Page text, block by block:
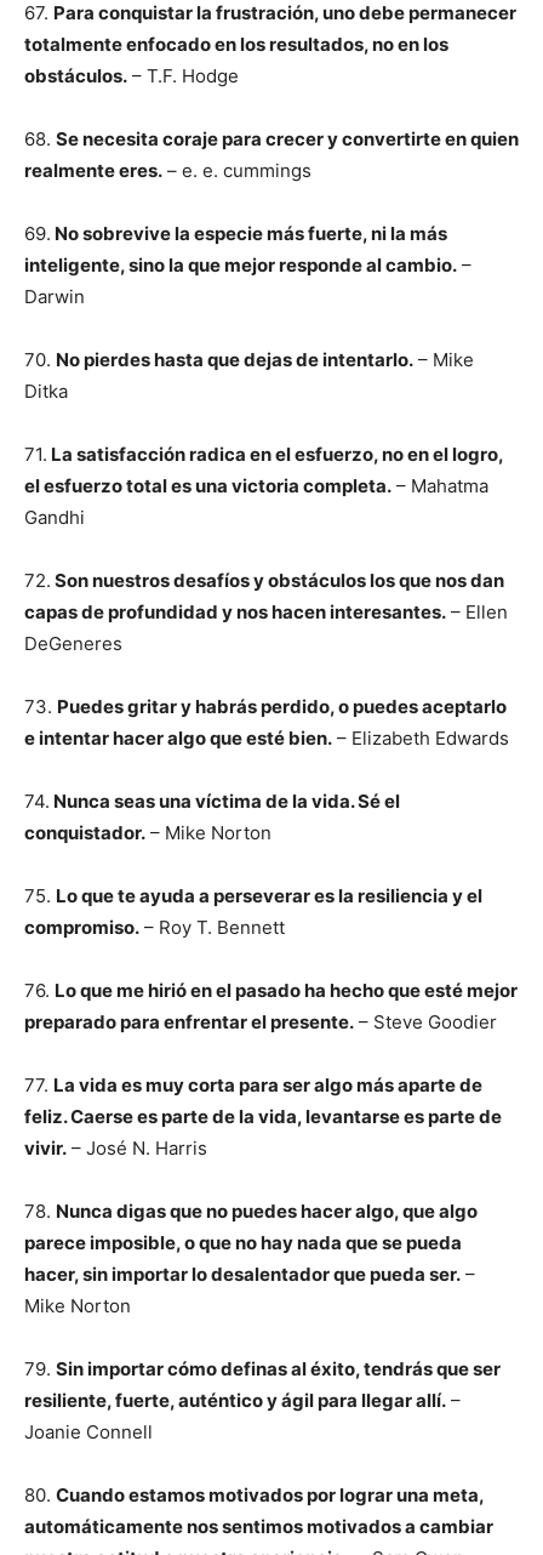
67. Para conquistar la frustración, uno debe permanecer
totalmente enfocado en los resultados, no en los
obstáculos. – T.F. Hodge
68. Se necesita coraje para crecer y convertirte en quien
realmente eres. – e. e. cummings
69. No sobrevive la especie más fuerte, ni la más
inteligente, sino la que mejor responde al cambio. –
Darwin
70. No pierdes hasta que dejas de intentarlo. – Mike
Ditka
71. La satisfacción radica en el esfuerzo, no en el logro,
el esfuerzo total es una victoria completa. – Mahatma
Gandhi
72. Son nuestros desafíos y obstáculos los que nos dan
capas de profundidad y nos hacen interesantes. – Ellen
DeGeneres
73. Puedes gritar y habrás perdido, o puedes aceptarlo
e intentar hacer algo que esté bien. – Elizabeth Edwards
74. Nunca seas una víctima de la vida. Sé el
conquistador. – Mike Norton
75. Lo que te ayuda a perseverar es la resiliencia y el
compromiso. – Roy T. Bennett
76. Lo que me hirió en el pasado ha hecho que esté mejor
preparado para enfrentar el presente. – Steve Goodier
77. La vida es muy corta para ser algo más aparte de
feliz. Caerse es parte de la vida, levantarse es parte de
vivir. – José N. Harris
78. Nunca digas que no puedes hacer algo, que algo
parece imposible, o que no hay nada que se pueda
hacer, sin importar lo desalentador que pueda ser. –
Mike Norton
79. Sin importar cómo definas al éxito, tendrás que ser
resiliente, fuerte, auténtico y ágil para llegar allí. –
Joanie Connell
80. Cuando estamos motivados por lograr una meta,
automáticamente nos sentimos motivados a cambiar